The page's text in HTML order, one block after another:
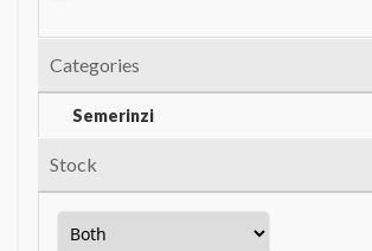
Categories
Semerinzi
Stock